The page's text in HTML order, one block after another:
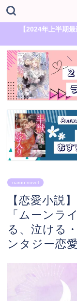
【2024年上半期
narou-novel
【恋愛小説
「ムーンラ
る、泣ける
ンタジー恋